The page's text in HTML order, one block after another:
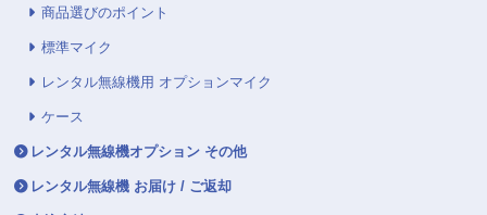
商品選びのポイント
標準マイク
レンタル無線機用 オプションマイク
ケース
レンタル無線機オプション その他
レンタル無線機 お届け / ご返却